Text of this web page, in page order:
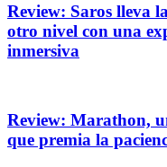
Review: Saros lleva
otro nivel con una
inmersiva
Review: Marathon,
que premia la